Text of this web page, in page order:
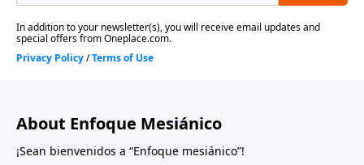
About Enfoque Mesiánico
¡Sean bienvenidos a “Enfoque mesiánico”!